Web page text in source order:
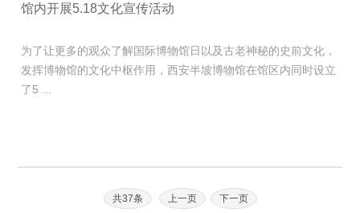
馆内开展5.18文化宣传活动
为了让更多的观众了解国际博物馆日以及古老神秘的史前文化，
发挥博物馆的文化中枢作用，西安半坡博物馆在馆区内同时设立
了5 ...
共37条 上一页 下一页